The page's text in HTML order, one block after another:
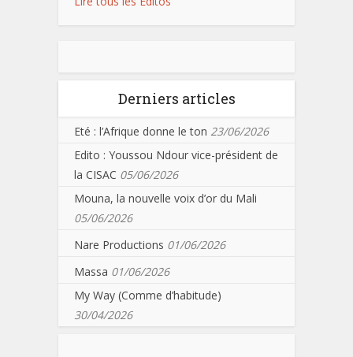
Derniers articles
Eté : l’Afrique donne le ton 23/06/2026
Edito : Youssou Ndour vice-président de
la CISAC 05/06/2026
Mouna, la nouvelle voix d’or du Mali
05/06/2026
Nare Productions 01/06/2026
Massa 01/06/2026
My Way (Comme d’habitude)
30/04/2026